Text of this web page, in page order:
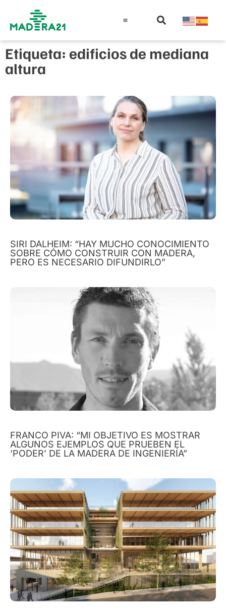
Etiqueta: edificios de mediana
altura
SIRI DALHEIM: “HAY MUCHO CONOCIMIENTO
SOBRE CÓMO CONSTRUIR CON MADERA,
PERO ES NECESARIO DIFUNDIRLO”
FRANCO PIVA: “MI OBJETIVO ES MOSTRAR
ALGUNOS EJEMPLOS QUE PRUEBEN EL
‘PODER’ DE LA MADERA DE INGENIERÍA”